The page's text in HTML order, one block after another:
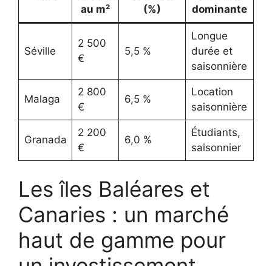
au m²
(%)
dominante
Séville
2 500
€
5,5 %
Longue
durée et
saisonnière
Malaga
2 800
€
6,5 %
Location
saisonnière
Granada
2 200
€
6,0 %
Étudiants,
saisonnier
Les îles Baléares et
Canaries : un marché
haut de gamme pour